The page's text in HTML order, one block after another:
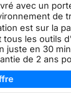
avec un
de
est sur la
les outils
juste en 30
de 2 ans